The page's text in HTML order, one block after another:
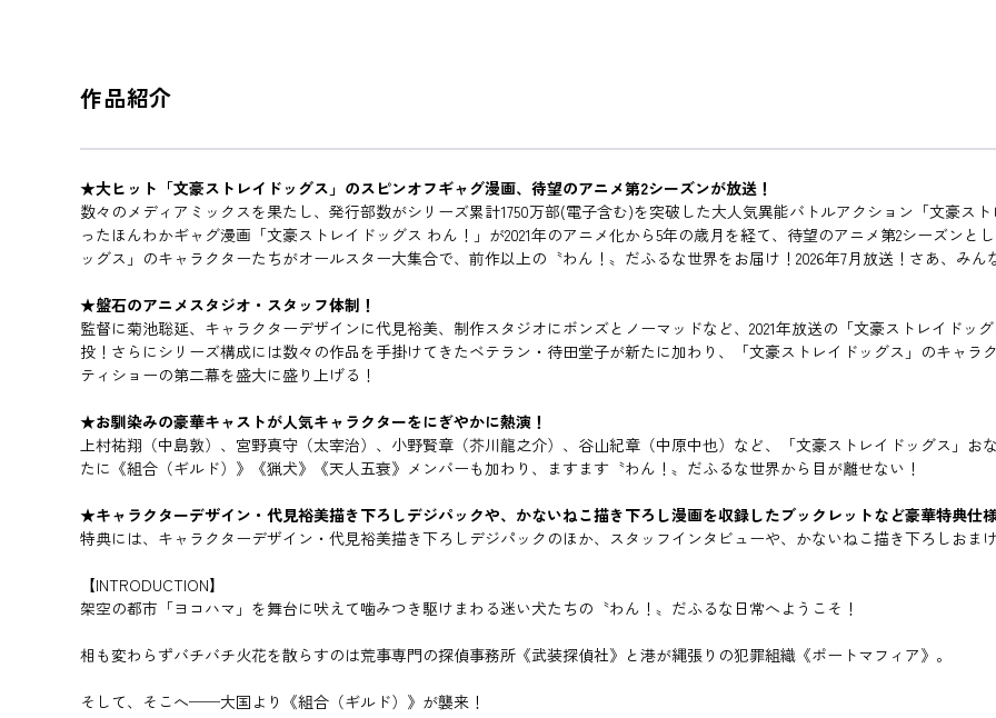
作品紹介
★大ヒット「文豪ストレイドッグス」のスピンオフギャグ漫画、待望のアニメ第2シーズンが放送！
数々のメディアミックスを果たし、発行部数がシリーズ累計1750万部(電子含む)を突破した大人気異能バトルアクション「文豪ス
ったほんわかギャグ漫画「文豪ストレイドッグス わん！」が2021年のアニメ化から5年の歳月を経て、待望のアニメ第2シーズン
ッグス」のキャラクターたちがオールスター大集合で、前作以上の〝わん！〟だふるな世界をお届け！2026年7月放送！さあ、
★盤石のアニメスタジオ・スタッフ体制！
監督に菊池聡延、キャラクターデザインに代見裕美、制作スタジオにボンズとノーマッドなど、2021年放送の「文豪ストレイドッ
投！さらにシリーズ構成には数々の作品を手掛けてきたベテラン・待田堂子が新たに加わり、「文豪ストレイドッグス」のキャ
ティショーの第二幕を盛大に盛り上げる！
★お馴染みの豪華キャストが人気キャラクターをにぎやかに熱演！
上村祐翔（中島敦）、宮野真守（太宰治）、小野賢章（芥川龍之介）、谷山紀章（中原中也）など、「文豪ストレイドッグス」
たに《組合（ギルド）》《猟犬》《天人五衰》メンバーも加わり、ますます〝わん！〟だふるな世界から目が離せない！
★キャラクターデザイン・代見裕美描き下ろしデジパックや、かないねこ描き下ろし漫画を収録したブックレットなど豪華特典仕
特典には、キャラクターデザイン・代見裕美描き下ろしデジパックのほか、スタッフインタビューや、かないねこ描き下ろしおま
【INTRODUCTION】
架空の都市「ヨコハマ」を舞台に吠えて噛みつき駆けまわる迷い犬たちの〝わん！〟だふるな日常へようこそ！
相も変わらずバチバチ火花を散らすのは荒事専門の探偵事務所《武装探偵社》と港が縄張りの犯罪組織《ポートマフィア》。
そして、そこへ──大国より《組合（ギルド）》が襲来！